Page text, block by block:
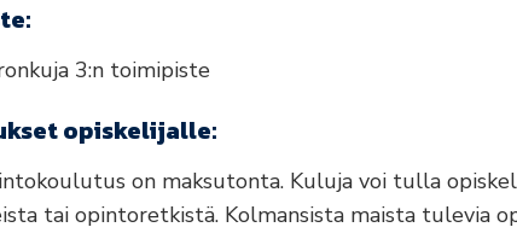
3:n toimipiste
opiskelijalle:
on maksutonta. Kuluja voi tulla
tai opintoretkistä. Kolmansista maista tulevia